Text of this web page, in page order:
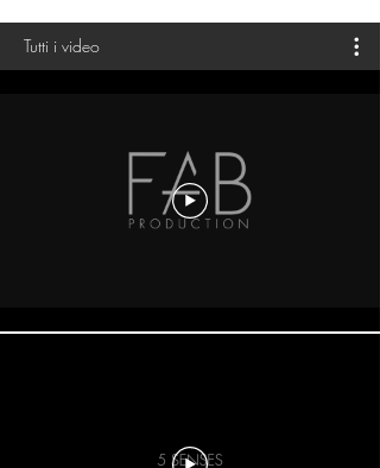
Tutti i video